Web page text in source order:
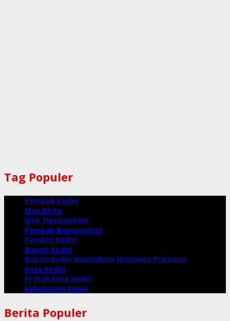
Tag Populer
Pemkab Kediri
Mas Dhito
Ipuk Fiestiandani
Pemkab Banyuwangi
Pemkot Kediri
Bupati Kediri
Bupati Kediri Hanindhito Himawan Pramana
Kota Kediri
Pj Wali Kota Kediri
Kabupaten Kediri
Berita Populer